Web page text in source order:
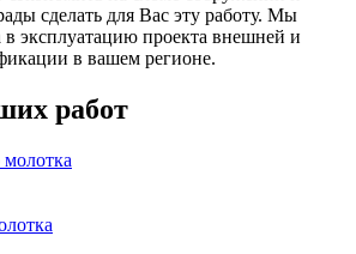
сделать для Вас эту работу. Мы
в эксплуатацию проекта внешней и
в вашем регионе.
работ